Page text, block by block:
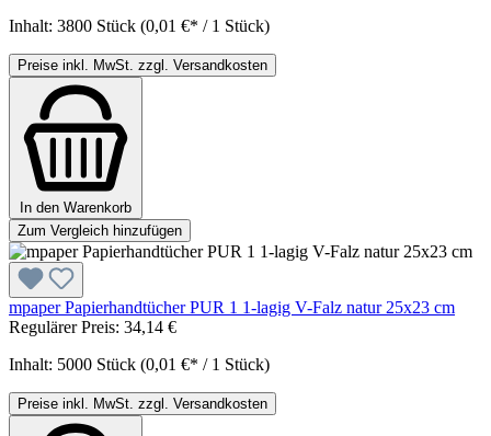
Inhalt: 3800 Stück (0,01 €* / 1 Stück)
Preise inkl. MwSt. zzgl. Versandkosten
In den Warenkorb
Zum Vergleich hinzufügen
mpaper Papierhandtücher PUR 1 1-lagig V-Falz natur 25x23 cm
Regulärer Preis: 34,14 €
Inhalt: 5000 Stück (0,01 €* / 1 Stück)
Preise inkl. MwSt. zzgl. Versandkosten